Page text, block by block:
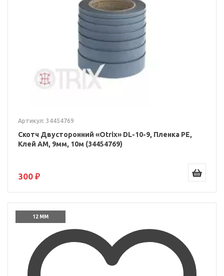
Артикул: 34454769
Скотч Двусторонний «Otrix» DL-10-9, Пленка PE,
Клей AM, 9мм, 10м (34454769)
300 ₽
12 ММ